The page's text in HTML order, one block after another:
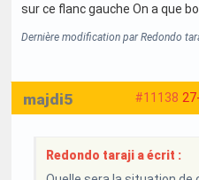
sur ce flanc gauche On a que
Dernière modification par Redondo
#11138
majdi5
Redondo taraji a écrit :